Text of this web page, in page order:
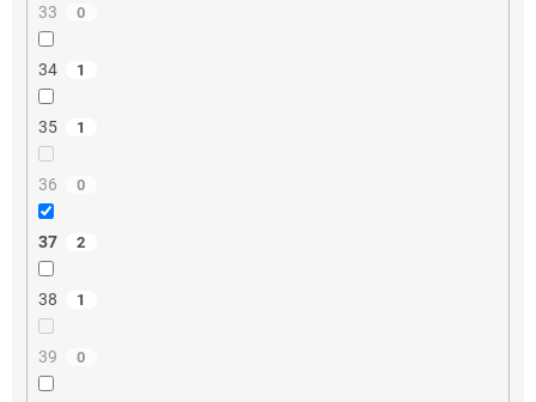
33 0
34 1
35 1
36 0
37 2
38 1
39 0